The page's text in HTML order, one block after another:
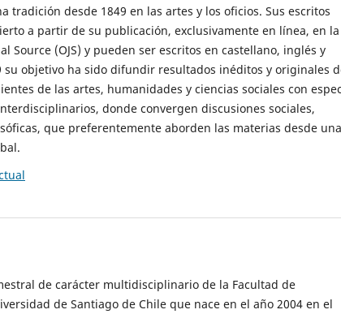
tradición desde 1849 en las artes y los oficios. Sus escritos
a partir de su publicación, exclusivamente en línea, en la
Source (OJS) y pueden ser escritos en castellano, inglés y
su objetivo ha sido difundir resultados inéditos y originales
de las artes, humanidades y ciencias sociales con
donde convergen discusiones sociales,
que preferentemente aborden las materias desde una
de carácter multidisciplinario de la Facultad de
de Santiago de Chile que nace en el año 2004 en el